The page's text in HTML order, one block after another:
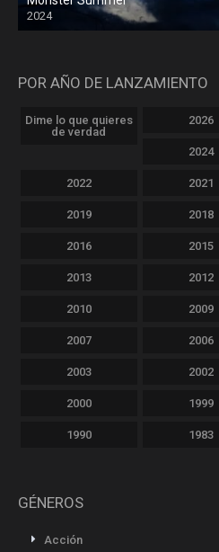
2024
POR AÑO DE LANZAMIENTO
Dime lo que quieres
de verdad
2026
2024
2022 2021
2019 2018
2016 2015
2013 2012
2010 2009
2007 2006
2003 2002
2000 1999
1990 1983
GÉNEROS
Acción